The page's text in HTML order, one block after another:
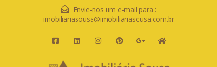
Envie-nos um e-mail para :
imobiliariasousa@imobiliariasousa.com.br